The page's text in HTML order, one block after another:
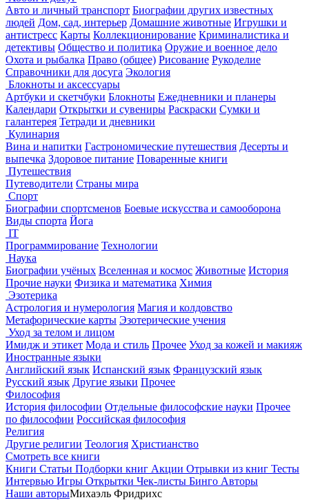
Авто и личный транспорт Биографии других известных
людей Дом, сад, интерьер Домашние животные Игрушки и
антистресс Карты Коллекционирование Криминалистика и
детективы Общество и политика Оружие и военное дело
Охота и рыбалка Право (общее) Рисование Рукоделие
Справочники для досуга Экология
Блокноты и аксессуары
Артбуки и скетчбуки Блокноты Ежедневники и планеры
Календари Открытки и сувениры Раскраски Сумки и
галантерея Тетради и дневники
Кулинария
Вина и напитки Гастрономические путешествия Десерты и
выпечка Здоровое питание Поваренные книги
Путешествия
Путеводители Страны мира
Спорт
Биографии спортсменов Боевые искусства и самооборона
Виды спорта Йога
IT
Программирование Технологии
Наука
Биографии учёных Вселенная и космос Животные История
Прочие науки Физика и математика Химия
Эзотерика
Астрология и нумерология Магия и колдовство
Метафорические карты Эзотерические учения
Уход за телом и лицом
Имидж и этикет Мода и стиль Прочее Уход за кожей и макияж
Иностранные языки
Английский язык Испанский язык Французский язык
Русский язык Другие языки Прочее
Философия
История философии Отдельные философские науки Прочее
по философии Российская философия
Религия
Другие религии Теология Христианство
Смотреть все книги
Книги Статьи Подборки книг Акции Отрывки из книг Тесты
Интервью Игры Открытки Чек-листы Бинго Авторы
Наши авторыМихаэль Фридрихс